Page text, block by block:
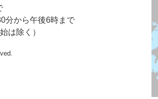
分から午後6時まで
は除く）